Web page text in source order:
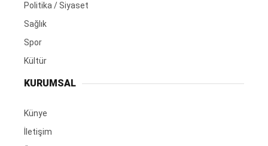
Politika / Siyaset
Sağlık
Spor
Kültür
KURUMSAL
Künye
İletişim